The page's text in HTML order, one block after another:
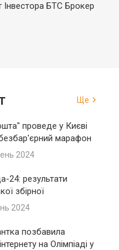
Інвестора БТС Брокер
Ще
проведе у Києві
марафон
2024
24: результати
збірної
2024
позбавила
на Олімпіаді у